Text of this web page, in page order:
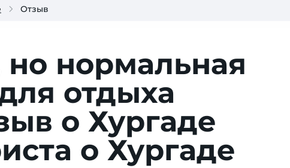
Отзыв
но нормальная
отдыха
о Хургаде
о Хургаде